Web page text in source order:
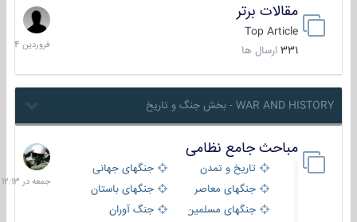
مقالات برتر
Top Article
331 ارسال ها
29
فروردین
1404
WAR AND HISTORY - بخش جنگ و تاریخ
مباحث جامع نظامی
تاریخ و تمدن
جنگهای جهانی
جنگهای معاصر
جنگهای باستان
جنگهای مسلمین
جنگ آوران
جمعه
در
12:13